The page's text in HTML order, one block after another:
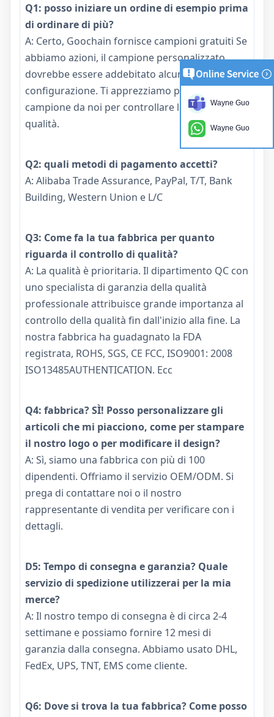
Q1: posso iniziare un ordine di esempio prima
di ordinare di più?
A: Certo, Goochain fornisce campioni gratuiti Se
abbiamo azioni, il campione personalizzato
dovrebbe essere addebitato alcuni costi di
configurazione. Ti apprezziamo per ordinare un
campione da noi per controllare la nostra
qualità.
Q2: quali metodi di pagamento accetti?
A: Alibaba Trade Assurance, PayPal, T/T, Bank
Building, Western Union e L/C
Q3: Come fa la tua fabbrica per quanto
riguarda il controllo di qualità?
A: La qualità è prioritaria. Il dipartimento QC con
uno specialista di garanzia della qualità
professionale attribuisce grande importanza al
controllo della qualità fin dall'inizio alla fine. La
nostra fabbrica ha guadagnato la FDA
registrata, ROHS, SGS, CE FCC, ISO9001: 2008
ISO13485AUTHENTICATION. Ecc
Q4: fabbrica? SÌ! Posso personalizzare gli
articoli che mi piacciono, come per stampare
il nostro logo o per modificare il design?
A: Sì, siamo una fabbrica con più di 100
dipendenti. Offriamo il servizio OEM/ODM. Si
prega di contattare noi o il nostro
rappresentante di vendita per verificare con i
dettagli.
D5: Tempo di consegna e garanzia? Quale
servizio di spedizione utilizzerai per la mia
merce?
A: Il nostro tempo di consegna è di circa 2-4
settimane e possiamo fornire 12 mesi di
garanzia dalla consegna. Abbiamo usato DHL,
FedEx, UPS, TNT, EMS come cliente.
Q6: Dove si trova la tua fabbrica? Come posso
Wayne Guo
Wayne Guo